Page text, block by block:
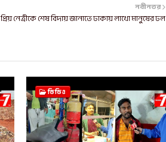
নবীনতর
প্রিয় নেত্রীকে শেষ বিদায় জানাতে ঢাকায় লাখো মানুষের ঢল
ভিডিও